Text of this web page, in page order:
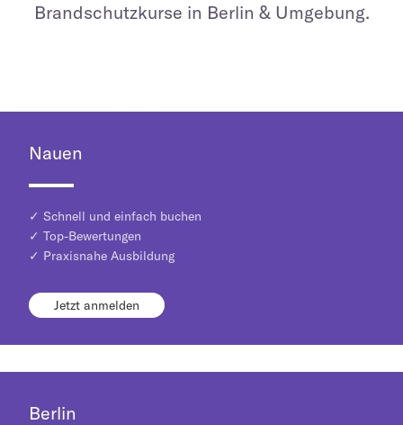
Brandschutzkurse in Berlin & Umgebung.
Nauen
✓ Schnell und einfach buchen
✓ Top-Bewertungen
✓ Praxisnahe Ausbildung
Jetzt anmelden
Berlin